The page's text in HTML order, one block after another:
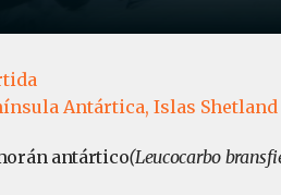
Antártica, Islas Shetland
antártico(Leucocarbo